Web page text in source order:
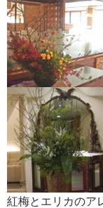
紅梅とエリカの